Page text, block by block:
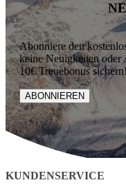
Abonniere den
keine Neuigkeiten oder
10€ Treuebonus
ABONNIEREN
KUNDENSERVICE